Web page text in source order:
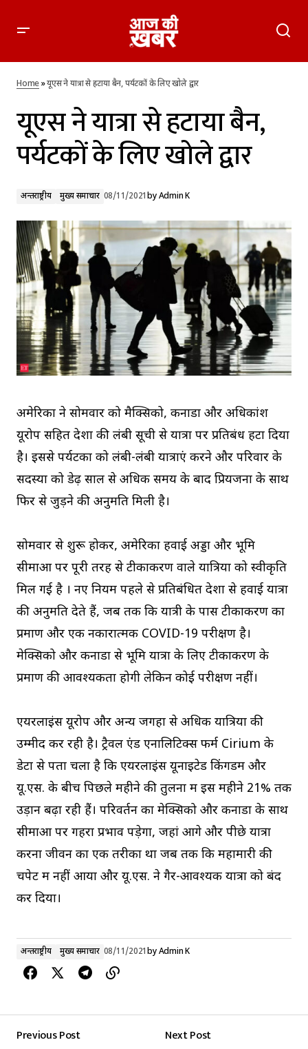
यूएस ने यात्रा से हटाया बैन, पर्यटकों के लिए खोले द्वार
Home»यूएस ने यात्रा से हटाया बैन, पर्यटकों के लिए खोले द्वार
यूएस ने यात्रा से हटाया बैन,
पर्यटकों के लिए खोले द्वार
अन्तर्राष्ट्रीय मुख्य समाचार 08/11/2021by Admin K
अमेरिका ने सोमवार को मैक्सिको, कनाडा और अधिकांश
यूरोप सहित देशों की लंबी सूची से यात्रा पर प्रतिबंध हटा दिया
है। इससे पर्यटकों को लंबी-लंबी यात्राएं करने और परिवार के
सदस्यों को डेढ़ साल से अधिक समय के बाद प्रियजनों के साथ
फिर से जुड़ने की अनुमति मिली है।
सोमवार से शुरू होकर, अमेरिका हवाई अड्डों और भूमि
सीमाओं पर पूरी तरह से टीकाकरण वाले यात्रियों को स्वीकृति
मिल गई है । नए नियम पहले से प्रतिबंधित देशों से हवाई यात्रा
की अनुमति देते हैं, जब तक कि यात्री के पास टीकाकरण का
प्रमाण और एक नकारात्मक COVID-19 परीक्षण है।
मेक्सिको और कनाडा से भूमि यात्रा के लिए टीकाकरण के
प्रमाण की आवश्यकता होगी लेकिन कोई परीक्षण नहीं।
एयरलाइंस यूरोप और अन्य जगहों से अधिक यात्रियों की
उम्मीद कर रही है। ट्रैवल एंड एनालिटिक्स फर्म Cirium के
डेटा से पता चला है कि एयरलाइंस यूनाइटेड किंगडम और
यू.एस. के बीच पिछले महीने की तुलना में इस महीने 21% तक
उड़ानें बढ़ा रही हैं। परिवर्तन का मेक्सिको और कनाडा के साथ
सीमाओं पर गहरा प्रभाव पड़ेगा, जहां आगे और पीछे यात्रा
करना जीवन का एक तरीका था जब तक कि महामारी की
चपेट में नहीं आया और यू.एस. ने गैर-आवश्यक यात्रा को बंद
कर दिया।
अन्तर्राष्ट्रीय मुख्य समाचार 08/11/2021by Admin K
Previous Post
Next Post